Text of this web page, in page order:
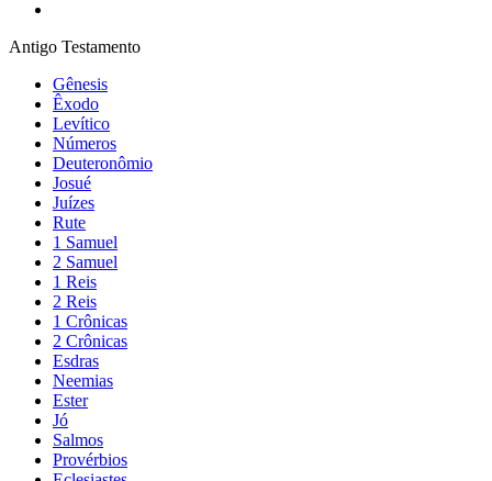
Antigo Testamento
Gênesis
Êxodo
Levítico
Números
Deuteronômio
Josué
Juízes
Rute
1 Samuel
2 Samuel
1 Reis
2 Reis
1 Crônicas
2 Crônicas
Esdras
Neemias
Ester
Jó
Salmos
Provérbios